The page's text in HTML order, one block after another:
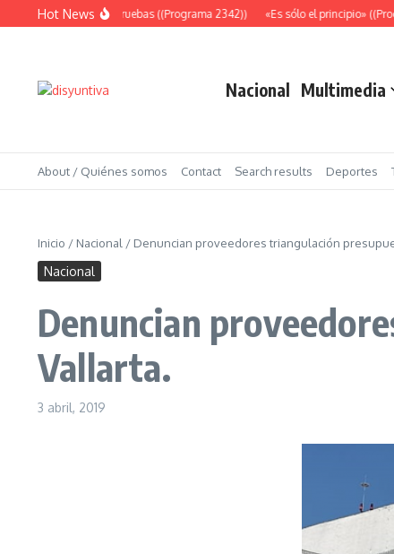
Saltar al contenido
Hot News
Abundantes pruebas ((Programa 2342)) «Es sólo el principio»
Nacional Multimedia
About / Quiénes somos Contact Search results Deportes
Inicio / Nacional / Denuncian proveedores triangulación
Nacional
Denuncian
Vallarta.
3 abril, 2019